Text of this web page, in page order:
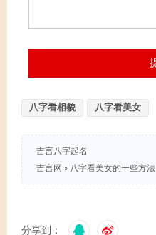
八字看相貌 八字看美女
吉言八字起名
吉言网 » 八字看美女的一些方法
分享到：